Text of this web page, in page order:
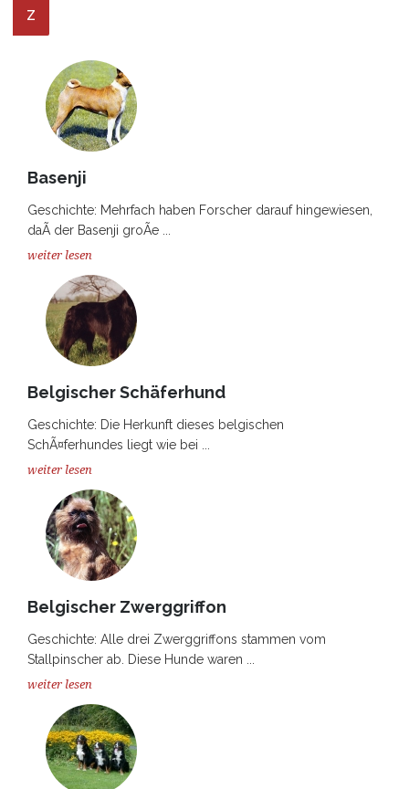
Z
Basenji
Geschichte: Mehrfach haben Forscher darauf hingewiesen,
daÃ der Basenji groÃe ...
weiter lesen
Belgischer Schäferhund
Geschichte: Die Herkunft dieses belgischen
SchÃ¤ferhundes liegt wie bei ...
weiter lesen
Belgischer Zwerggriffon
Geschichte: Alle drei Zwerggriffons stammen vom
Stallpinscher ab. Diese Hunde waren ...
weiter lesen